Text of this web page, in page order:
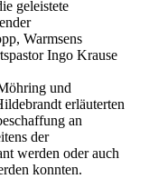
geleistete
Warmsens
Ingo Krause
und
erläuterten
an
der
werden oder auch
konnten.